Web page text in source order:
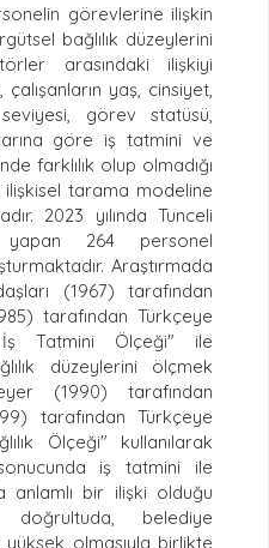
görevlerine ilişkin
bağlılık düzeylerini
arasındaki ilişkiyi
yaş, cinsiyet,
görev statüsü,
göre iş tatmini ve
farklılık olup olmadığı
ilişkisel tarama modeline
2023 yılında Tunceli
yapan 264 personel
Araştırmada
(1967) tarafından
tarafından Türkçeye
İş Tatmini Ölçeği" ile
düzeylerini ölçmek
(1990) tarafından
tarafından Türkçeye
Ölçeği" kullanılarak
sonucunda iş tatmini ile
anlamlı bir ilişki olduğu
doğrultuda, belediye
yüksek olmasıyla birlikte